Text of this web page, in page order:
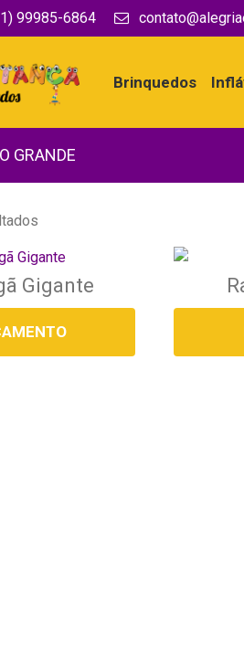
99985-6864
Brinquedos
GRANDE
Gigante